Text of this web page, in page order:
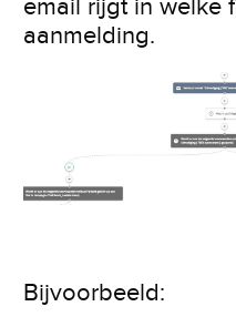
email rijgt in welke
aanmelding.
Bijvoorbeeld: